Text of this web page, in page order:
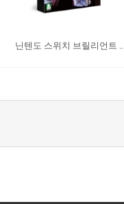
닌텐도 스위치 브릴리언트 ..